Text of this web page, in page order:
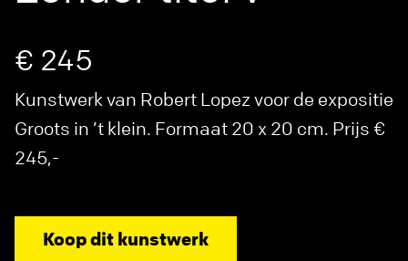
€ 245
Kunstwerk van Robert Lopez voor de expositie
Groots in ’t klein. Formaat 20 x 20 cm. Prijs €
245,-
Koop dit kunstwerk